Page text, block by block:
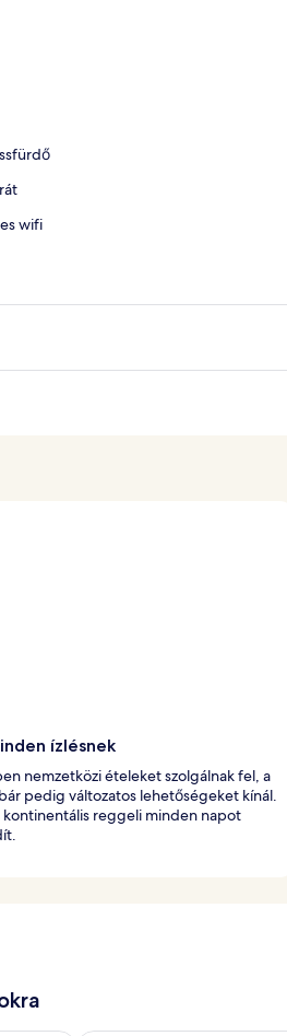
wifi
ízlésnek
nemzetközi ételeket szolgálnak fel, a
pedig változatos lehetőségeket kínál.
kontinentális reggeli minden napot